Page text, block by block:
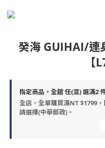
癸海 GUIHAI/連
【
指定商品，全館 任(混) 選滿2
全店，全單購買滿NT $1799
請選擇(中華郵政)。